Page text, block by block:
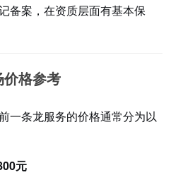
备案，在资质层面有基本保
格参考
一条龙服务的价格通常分为以
元